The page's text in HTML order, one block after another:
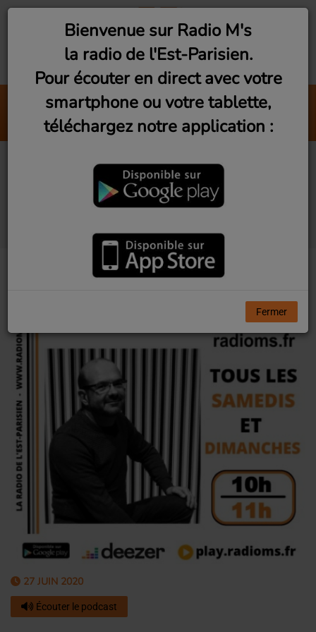
abcdefu
GAYLE
Vu d'Ici! Ep17 - On
Séme Tous (La ferme
urbaine)
27 JUIN 2020
Écouter le podcast
Bienvenue sur Radio M's
la radio de l'Est-Parisien.
Pour écouter en direct avec votre
smartphone ou votre tablette,
téléchargez notre application :
Fermer